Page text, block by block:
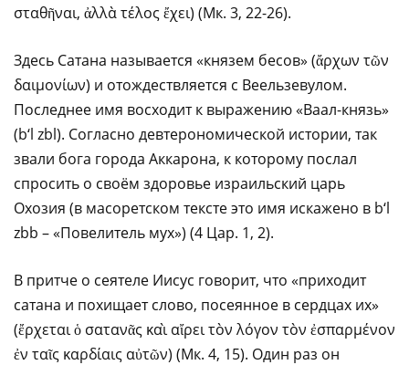
σταθῆναι, ἀλλὰ τέλος ἔχει) (Мк. 3, 22-26).
Здесь Сатана называется «князем бесов» (ἄρχων τῶν
δαιμονίων) и отождествляется с Веельзевулом.
Последнее имя восходит к выражению «Ваал-князь»
(b‘l zbl). Согласно девтерономической истории, так
звали бога города Аккарона, к которому послал
спросить о своём здоровье израильский царь
Охозия (в масоретском тексте это имя искажено в b‘l
zbb – «Повелитель мух») (4 Цар. 1, 2).
В притче о сеятеле Иисус говорит, что «приходит
сатана и похищает слово, посеянное в сердцах их»
(ἔρχεται ὁ σατανᾶς καὶ αἴρει τὸν λόγον τὸν ἐσπαρμένον
ἐν ταῖς καρδίαις αὐτῶν) (Мк. 4, 15). Один раз он